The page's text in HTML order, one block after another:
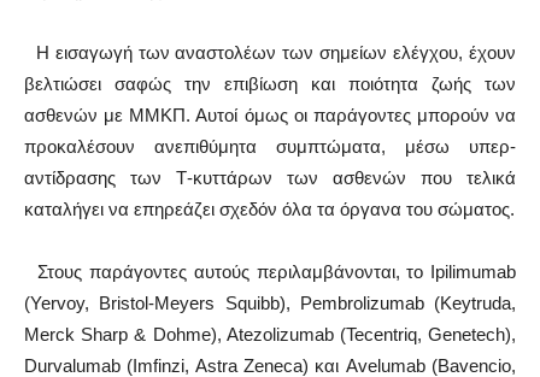
Η εισαγωγή των αναστολέων των σημείων ελέγχου, έχουν
βελτιώσει σαφώς την επιβίωση και ποιότητα ζωής των
ασθενών με ΜΜΚΠ. Αυτοί όμως οι παράγοντες μπορούν να
προκαλέσουν ανεπιθύμητα συμπτώματα, μέσω υπερ-
αντίδρασης των Τ-κυττάρων των ασθενών που τελικά
καταλήγει να επηρεάζει σχεδόν όλα τα όργανα του σώματος.
Στους παράγοντες αυτούς περιλαμβάνονται, το Ipilimumab
(Yervoy, Bristol-Meyers Squibb), Pembrolizumab (Keytruda,
Merck Sharp & Dohme), Atezolizumab (Tecentriq, Genetech),
Durvalumab (Imfinzi, Astra Zeneca) και Avelumab (Bavencio,